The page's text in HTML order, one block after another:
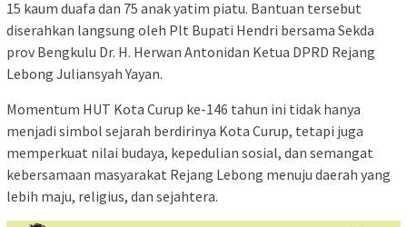
15 kaum duafa dan 75 anak yatim piatu. Bantuan tersebut
diserahkan langsung oleh Plt Bupati Hendri bersama Sekda
prov Bengkulu Dr. H. Herwan Antonidan Ketua DPRD Rejang
Lebong Juliansyah Yayan.
Momentum HUT Kota Curup ke-146 tahun ini tidak hanya
menjadi simbol sejarah berdirinya Kota Curup, tetapi juga
memperkuat nilai budaya, kepedulian sosial, dan semangat
kebersamaan masyarakat Rejang Lebong menuju daerah yang
lebih maju, religius, dan sejahtera.